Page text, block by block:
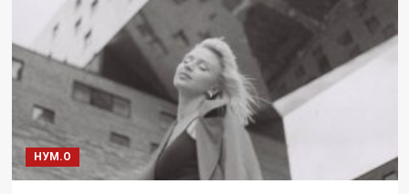
НУМ.О